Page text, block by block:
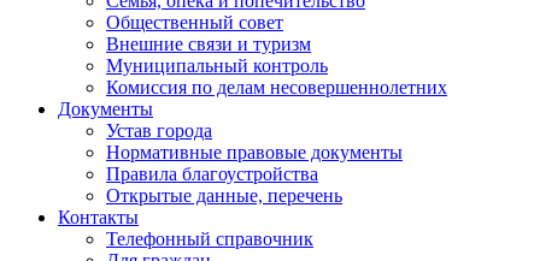
Общественный совет
Внешние связи и туризм
Муниципальный контроль
Комиссия по делам несовершеннолетних
Документы
Устав города
Нормативные правовые документы
Правила благоустройства
Открытые данные, перечень
Контакты
Телефонный справочник